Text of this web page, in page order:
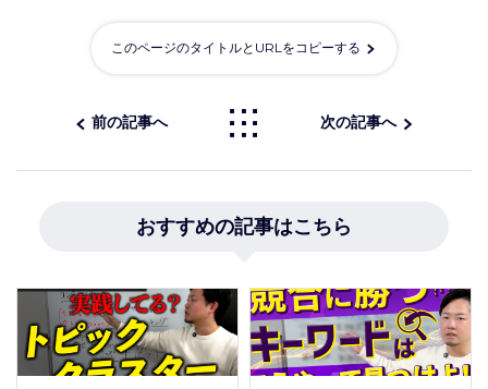
このページのタイトルとURLをコピーする
前の記事へ 次の記事へ
おすすめの記事はこちら